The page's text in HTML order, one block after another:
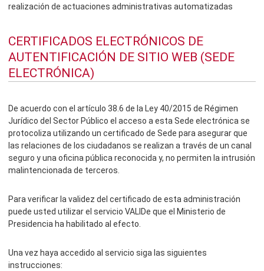
realización de actuaciones administrativas automatizadas
CERTIFICADOS ELECTRÓNICOS DE
AUTENTIFICACIÓN DE SITIO WEB (SEDE
ELECTRÓNICA)
De acuerdo con el artículo 38.6 de la Ley 40/2015 de Régimen
Jurídico del Sector Público el acceso a esta Sede electrónica se
protocoliza utilizando un certificado de Sede para asegurar que
las relaciones de los ciudadanos se realizan a través de un canal
seguro y una oficina pública reconocida y, no permiten la intrusión
malintencionada de terceros.
Para verificar la validez del certificado de esta administración
puede usted utilizar el servicio VALIDe que el Ministerio de
Presidencia ha habilitado al efecto.
Una vez haya accedido al servicio siga las siguientes
instrucciones: